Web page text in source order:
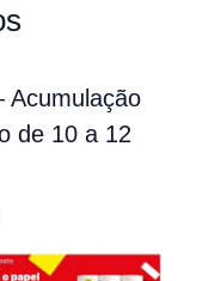
Acumulação
de 10 a 12